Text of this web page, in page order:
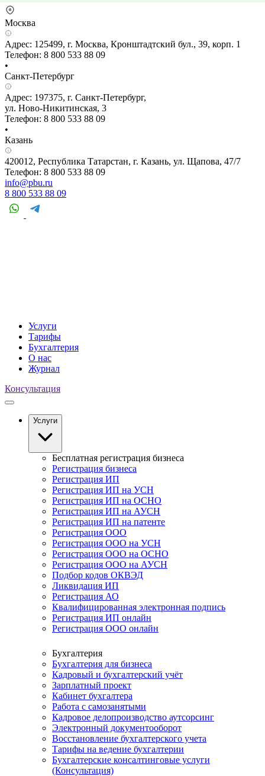
Москва
Адрес: 125499, г. Москва, Кронштадтский бул., 39, корп. 1
Телефон: 8 800 533 88 09
•
Санкт-Петербург
Адрес: 197375, г. Санкт-Петербург,
ул. Ново-Никитинская, 3
Телефон: 8 800 533 88 09
•
Казань
420012, Республика Татарстан, г. Казань, ул. Щапова, 47/7
Телефон: 8 800 533 88 09
info@pbu.ru
8 800 533 88 09
Услуги
Тарифы
Бухгалтерия
О нас
Журнал
Консультация
Услуги
Бесплатная регистрация бизнеса
Регистрация бизнеса
Регистрация ИП
Регистрация ИП на УСН
Регистрация ИП на ОСНО
Регистрация ИП на АУСН
Регистрация ИП на патенте
Регистрация ООО
Регистрация ООО на УСН
Регистрация ООО на ОСНО
Регистрация ООО на АУСН
Подбор кодов ОКВЭД
Ликвидация ИП
Регистрация АО
Квалифицированная электронная подпись
Регистрация ИП онлайн
Регистрация ООО онлайн
Бухгалтерия
Бухгалтерия для бизнеса
Кадровый и бухгалтерский учёт
Зарплатный проект
Кабинет бухгалтера
Работа с самозанятыми
Кадровое делопроизводство аутсорсинг
Электронный документооборот
Восстановление бухгалтерского учета
Тарифы на ведение бухгалтерии
Бухгалтерские консалтинговые услуги
(Консультация)